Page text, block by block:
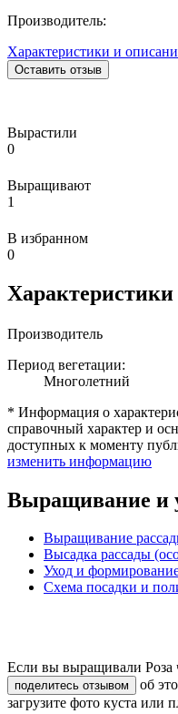
Производитель:
Характеристики и
Оставить отзыв
Вырастили
0
Выращивают
1
В избранном
0
Характеристики
Производитель
Период вегетации:
Многолетний
* Информация о
справочный характер и
доступных к моменту
изменить информацию
Выращивание и
Выращивание
Высадка рассады
Уход и
Схема посадки и
Если вы выращивали Роза
поделитесь отзывом
об
загрузите фото куста или